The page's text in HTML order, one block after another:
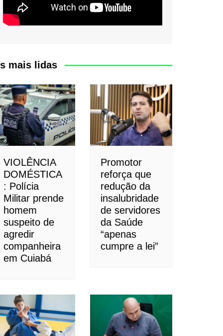
mais lidas
VIOLÊNCIA
DOMÉSTICA
: Polícia
Militar prende
homem
suspeito de
agredir
companheira
em Cuiabá
Promotor
reforça que
redução da
insalubridade
de servidores
da Saúde
“apenas
cumpre a lei”